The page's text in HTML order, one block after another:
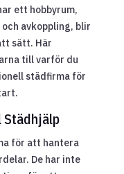
ett hobbyrum,
avkoppling, blir
sätt. Här
till varför du
städfirma för
Städhjälp
för att hantera
De har inte